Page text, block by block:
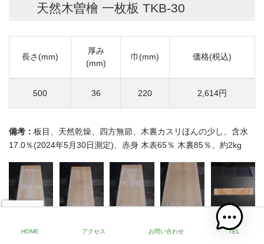
天然木曽檜 一枚板 TKB-30
長さ(mm)
厚み
(mm)
巾(mm) 価格(税込)
500 36 220 2,614円
備考： 板目、天然乾燥、四方無節、木裏カスリほんの少し、含水
17.0％(2024年5月30日測定)、赤身 木表65％ 木裏85％、約2kg
HOME アクセス お問い合わせ TEL